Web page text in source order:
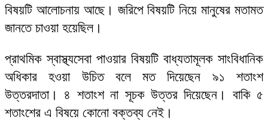
বিষয়টি আলোচনায় আছে। জরিপে বিষয়টি নিয়ে মানুষের মতামত
জানতে চাওয়া হয়েছিল।
প্রাথমিক স্বাস্থ্যসেবা পাওয়ার বিষয়টি বাধ্যতামূলক সাংবিধানিক
অধিকার হওয়া উচিত বলে মত দিয়েছেন ৯১ শতাংশ
উত্তরদাতা। ৪ শতাংশ না সূচক উত্তর দিয়েছেন। বাকি ৫
শতাংশের এ বিষয়ে কোনো বক্তব্য নেই।